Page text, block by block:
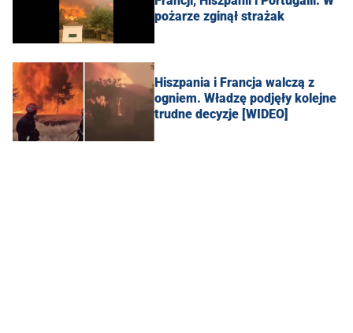
pożarze zginął strażak
Hiszpania i Francja walczą z
ogniem. Władzę podjęły kolejne
trudne decyzje [WIDEO]